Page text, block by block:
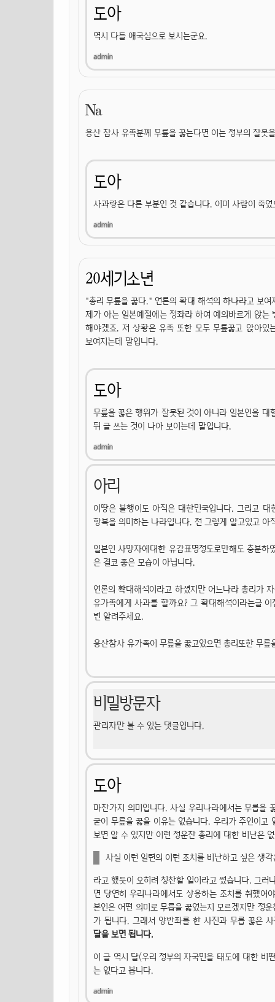
도아
역시 다들 애국심으로 보시는군요.
Na
용산 참사 유족분께 무릎을 꿇는다면 이는 정부의 잘못
도아
사과랑은 다른 부분인 것 같습니다. 이미 사람이 죽었
20세기소년
"총리 무릎을 꿇다." 언론의 확대 해석의 하나라고 보여
제가 아는 일본예절에는 정좌라 하여 예의바르게 앉는
해야겠죠. 저 상황은 유족 또한 모두 무릎꿇고 앉아있
보여지는데 말입니다.
도아
무릎을 꿇은 행위가 잘못된 것이 아니라 일본인을
뒤 글 쓰는 것이 나아 보이는데 말입니다.
아리
이땅은 불행이도 아직은 대한민국입니다. 그리고
항복을 의미하는 나라입니다. 전 그렇게 알고있고 아
일본인 사망자에대한 유감표명정도로만해도 충분하
은 결코 좋은 모습이 아닙니다.
언론의 확대해석이라고 하셨지만 어느나라 총리가
유가족에게 사과를 할까요? 그 확대해석이라는글
번 알려주세요.
용산참사 유가족이 무릎을 꿇고있으면 총리또한 무
비밀방문자
관리자만 볼 수 있는 댓글입니다.
도아
마찬가지 의미입니다. 사실 우리나라에서는 무릅을
굳이 무릎을 꿇을 이유는 없습니다. 우리가 주인이
보면 알 수 있지만 이런 정운찬 총리에 대한 비난은
사실 이런 일련의 이런 조치를 비난하고 싶은 생
라고 했듯이 오히려 칭찬할 일이라고 썼습니다. 그
면 당연히 우리나라에서도 상응하는 조치를 취했
본인은 어떤 의미로 무릅을 꿇었는지 모르겠지만 정
가 됩니다. 그래서 양반좌를 한 사진과 무릅 꿇은
달을 보면 됩니다.
이 글 역시 달(우리 정부의 자국민을 태도에 대한 비
는 없다고 봅니다.